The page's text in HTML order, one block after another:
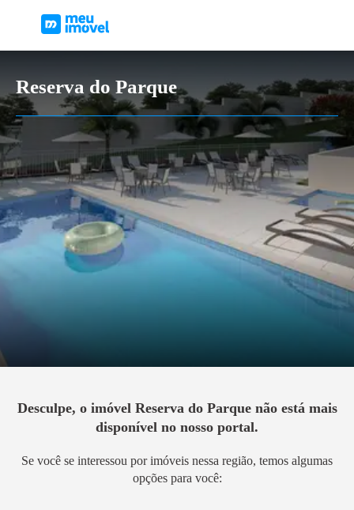
Reserva do Parque
Desculpe, o imóvel Reserva do Parquenão está mais
disponível no nosso portal.
Se você se interessou por imóveis nessa região, temos algumas
opções para você: